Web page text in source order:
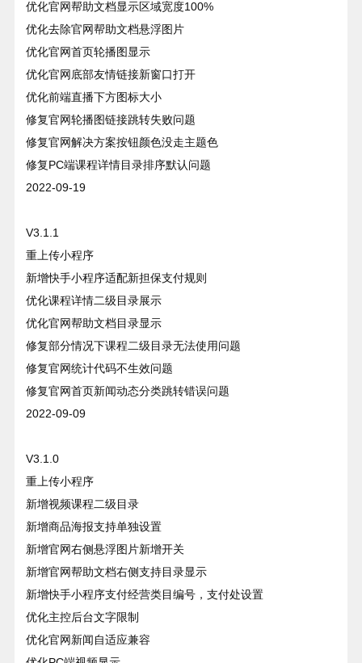
优化官网帮助文档显示区域宽度100%
优化去除官网帮助文档悬浮图片
优化官网首页轮播图显示
优化官网底部友情链接新窗口打开
优化前端直播下方图标大小
修复官网轮播图链接跳转失败问题
修复官网解决方案按钮颜色没走主题色
修复PC端课程详情目录排序默认问题
2022-09-19
V3.1.1
重上传小程序
新增快手小程序适配新担保支付规则
优化课程详情二级目录展示
优化官网帮助文档目录显示
修复部分情况下课程二级目录无法使用问题
修复官网统计代码不生效问题
修复官网首页新闻动态分类跳转错误问题
2022-09-09
V3.1.0
重上传小程序
新增视频课程二级目录
新增商品海报支持单独设置
新增官网右侧悬浮图片新增开关
新增官网帮助文档右侧支持目录显示
新增快手小程序支付经营类目编号，支付处设置
优化主控后台文字限制
优化官网新闻自适应兼容